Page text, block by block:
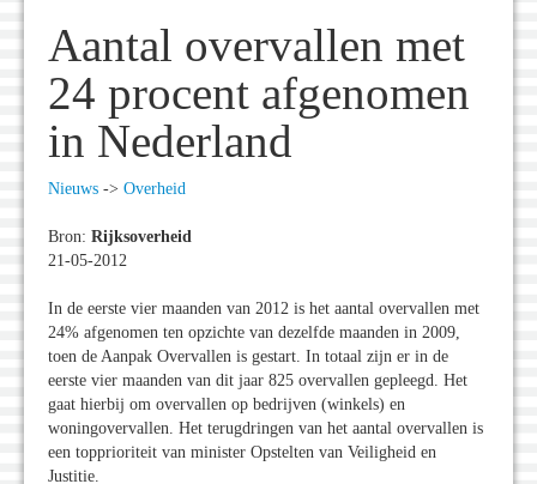
Aantal overvallen met
24 procent afgenomen
in Nederland
Nieuws -> Overheid
Bron: Rijksoverheid
21-05-2012
In de eerste vier maanden van 2012 is het aantal overvallen met
24% afgenomen ten opzichte van dezelfde maanden in 2009,
toen de Aanpak Overvallen is gestart. In totaal zijn er in de
eerste vier maanden van dit jaar 825 overvallen gepleegd. Het
gaat hierbij om overvallen op bedrijven (winkels) en
woningovervallen. Het terugdringen van het aantal overvallen is
een topprioriteit van minister Opstelten van Veiligheid en
Justitie.